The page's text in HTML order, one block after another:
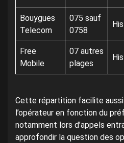
Bouygues
Telecom
075 sauf
0758
Free
Mobile
07 autres
plages
Cette répartition facilite
l’opérateur en fonction du
notamment lors d’appels
approfondir la question des